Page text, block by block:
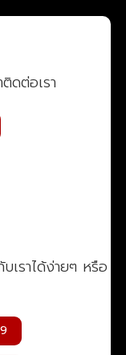
ดต่อเรา
เราได้ง่ายๆ หรือ